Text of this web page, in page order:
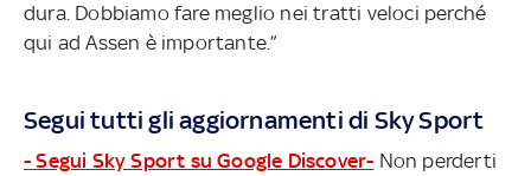
dura. Dobbiamo fare meglio nei tratti veloci perché
qui ad Assen è importante.”
Segui tutti gli aggiornamenti di Sky Sport
- Segui Sky Sport su Google Discover- Non perderti